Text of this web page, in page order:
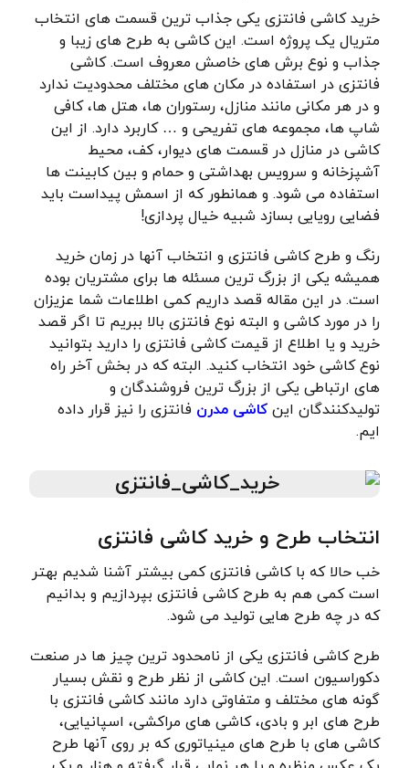
خرید کاشی فانتزی یکی جذاب ترین قسمت های انتخاب
متریال یک پروژه است. این کاشی به طرح های زیبا و
جذاب و نوع برش های خاصش معروف است. کاشی
فانتزی در استفاده در مکان های مختلف محدودیت ندارد
و در هر مکانی مانند منازل، رستوران ها، هتل ها، کافی
شاپ ها، مجموعه های تفریحی و … کاربرد دارد. از این
کاشی در منازل در قسمت های دیوار، کف، محیط
آشپزخانه و سرویس بهداشتی و حمام و بین کابینت ها
استفاده می شود. و همانطور که از اسمش پیداست باید
فضایی رویایی بسازد شبیه خیال پردازی!
رنگ و طرح کاشی فانتزی و انتخاب آنها در زمان خرید
همیشه یکی از بزرگ ترین مسئله ها برای مشتریان بوده
است. در این مقاله قصد داریم کمی اطلاعات شما عزیزان
را در مورد کاشی و البته نوع فانتزی بالا ببریم تا اگر قصد
خرید و یا اطلاع از قیمت کاشی فانتزی را دارید بتوانید
نوع کاشی خود انتخاب کنید. البته که در بخش آخر راه
های ارتباطی یکی از بزرگ ترین فروشندگان و
تولیدکنندگان اینکاشی مدرن فانتزی را نیز قرار داده
ایم.
انتخاب طرح و خرید کاشی فانتزی
خب حالا که با کاشی فانتزی کمی بیشتر آشنا شدیم بهتر
است کمی هم به طرح کاشی فانتزی بپردازیم و بدانیم
که در چه طرح هایی تولید می شود.
طرح کاشی فانتزی یکی از نامحدود ترین چیز ها در صنعت
دکوراسیون است. این کاشی از نظر طرح و نقش بسیار
گونه های مختلف و متفاوتی دارد مانند کاشی فانتزی با
طرح های ابر و بادی، کاشی های مراکشی، اسپانیایی،
کاشی های با طرح های مینیاتوری که بر روی آنها طرح